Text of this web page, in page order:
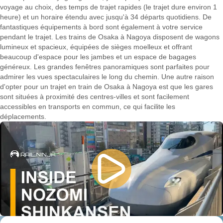
voyage au choix, des temps de trajet rapides (le trajet dure environ 1
heure) et un horaire étendu avec jusqu'à 34 départs quotidiens. De
fantastiques équipements à bord sont également à votre service
pendant le trajet. Les trains de Osaka à Nagoya disposent de wagons
lumineux et spacieux, équipées de sièges moelleux et offrant
beaucoup d'espace pour les jambes et un espace de bagages
généreux. Les grandes fenêtres panoramiques sont parfaites pour
admirer les vues spectaculaires le long du chemin. Une autre raison
d'opter pour un trajet en train de Osaka à Nagoya est que les gares
sont situées à proximité des centres-villes et sont facilement
accessibles en transports en commun, ce qui facilite les
déplacements.